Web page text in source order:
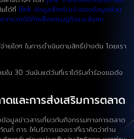
ได้ที่ [link ข้อมูลสำหรับเจ้าของข้อมูลส่วน
ะทรวงดิจิทัลเพื่อเศรษฐกิจและสังคม
ายใดๆ ในการดำเนินตามสิทธิ์ข้างต้น โดยเรา
ใน 30 วันนับแต่วันที่เราได้รับคำร้องขอดัง
และการส่งเสริมการตลาด
ข้อมูลข่าวสารเกี่ยวกับกิจกรรมทางการตลาด
ฑ์ การ ให้บริการของเราที่เราคิดว่าท่าน